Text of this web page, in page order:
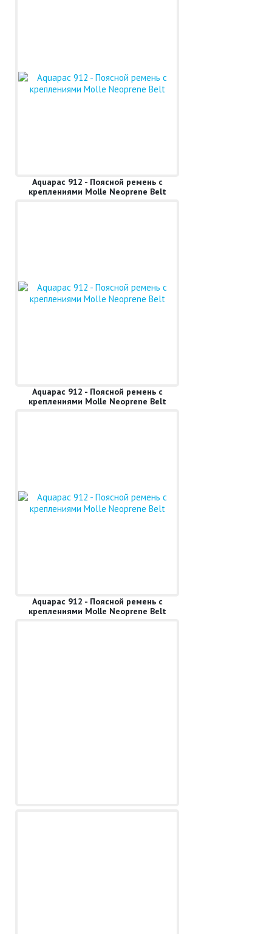
Aquapac 912 - Поясной ремень с
креплениями Molle Neoprene Belt
Aquapac 912 - Поясной ремень с
креплениями Molle Neoprene Belt
Aquapac 912 - Поясной ремень с
креплениями Molle Neoprene Belt